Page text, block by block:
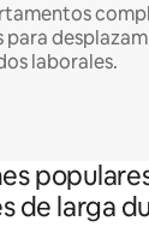
para
laborales.
de larga